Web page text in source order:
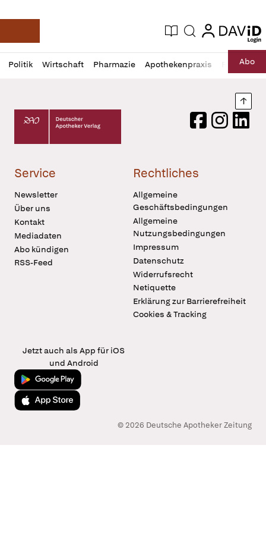
Deutsche Apotheker Zeitung
Aktuelle Ausgabe
Suche login
login
Politik Wirtschaft Pharmazie Apothekenpraxis RechtAbo
Profil
öffnen
Daz
Pur
Deutscher Apotheker Verlag Logo
FacebookInstagram
Service
Newsletter
Über uns
Kontakt
Mediadaten
Abo kündigen
RSS-Feed
Rechtliches
Allgemeine
Geschäftsbedingungen
Allgemeine
Nutzungsbedingungen
Impressum
Datenschutz
Widerrufsrecht
Netiquette
Erklärung zur Barrierefreiheit
Cookies & Tracking
Jetzt auch als App für iOS
und Android
Jetzt bei Google Play
Laden im App Store
© 2026 Deutsche Apotheker Zeitung